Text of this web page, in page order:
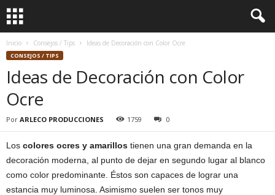
Inicio Consejos / Tips Ideas de Decoración con Color Ocre
CONSEJOS / TIPS
Ideas de Decoración con Color
Ocre
Por ARLECO PRODUCCIONES 1759 0
Los colores ocres y amarillos tienen una gran demanda en la
decoración moderna, al punto de dejar en segundo lugar al blanco
como color predominante. Éstos son capaces de lograr una
estancia muy luminosa. Asimismo suelen ser tonos muy